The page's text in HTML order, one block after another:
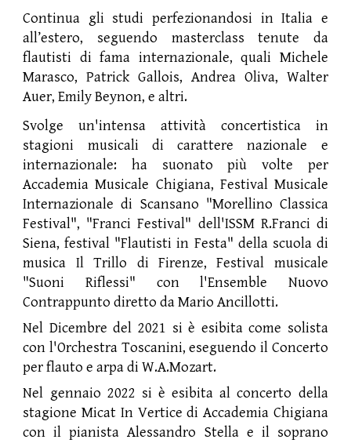
Continua gli studi perfezionandosi in Italia e
all’estero, seguendo masterclass tenute da
flautisti di fama internazionale, quali Michele
Marasco, Patrick Gallois, Andrea Oliva, Walter
Auer, Emily Beynon, e altri.
Svolge un'intensa attività concertistica in
stagioni musicali di carattere nazionale e
internazionale: ha suonato più volte per
Accademia Musicale Chigiana, Festival Musicale
Internazionale di Scansano "Morellino Classica
Festival", "Franci Festival" dell'ISSM R.Franci di
Siena, festival "Flautisti in Festa" della scuola di
musica Il Trillo di Firenze, Festival musicale
"Suoni Riflessi" con l'Ensemble Nuovo
Contrappunto diretto da Mario Ancillotti.
Nel Dicembre del 2021 si è esibita come solista
con l'Orchestra Toscanini, eseguendo il Concerto
per flauto e arpa di W.A.Mozart.
Nel gennaio 2022 si è esibita al concerto della
stagione Micat In Vertice di Accademia Chigiana
con il pianista Alessandro Stella e il soprano